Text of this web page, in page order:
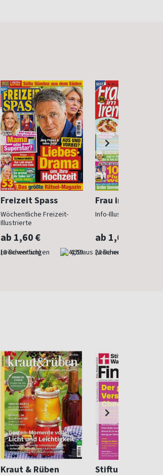
Freizeit Spass
Wöchentliche Freizeit-
Illustrierte
ab 1,60 €
(wöchentlich) 4,59
Frau im Trend
Info-Illustrierte für
ab 1,60 €
(wöchentlich)
Kraut & Rüben
Stiftung